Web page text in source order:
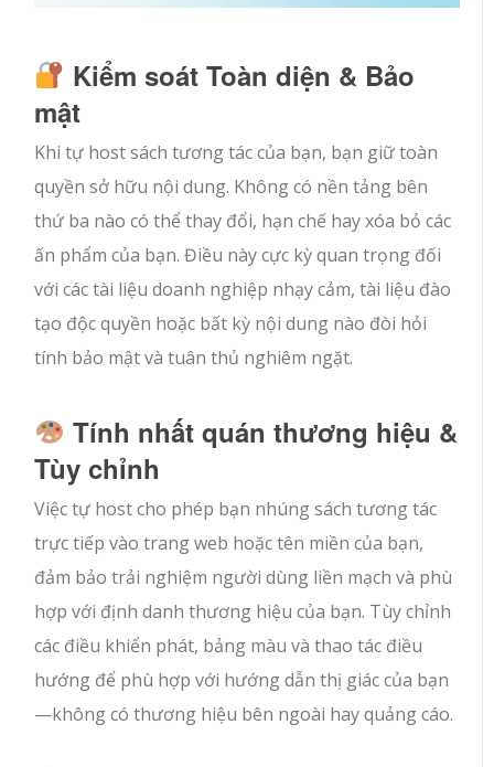
Kiểm soát Toàn diện & Bảo
mật
Khi tự host sách tương tác của bạn, bạn giữ toàn
quyền sở hữu nội dung. Không có nền tảng bên
thứ ba nào có thể thay đổi, hạn chế hay xóa bỏ các
ấn phẩm của bạn. Điều này cực kỳ quan trọng đối
với các tài liệu doanh nghiệp nhạy cảm, tài liệu đào
tạo độc quyền hoặc bất kỳ nội dung nào đòi hỏi
tính bảo mật và tuân thủ nghiêm ngặt.
Tính nhất quán thương hiệu &
Tùy chỉnh
Việc tự host cho phép bạn nhúng sách tương tác
trực tiếp vào trang web hoặc tên miền của bạn,
đảm bảo trải nghiệm người dùng liền mạch và phù
hợp với định danh thương hiệu của bạn. Tùy chỉnh
các điều khiển phát, bảng màu và thao tác điều
hướng để phù hợp với hướng dẫn thị giác của bạn
—không có thương hiệu bên ngoài hay quảng cáo.